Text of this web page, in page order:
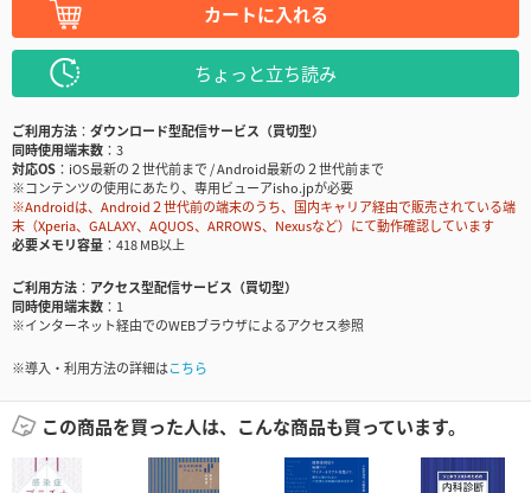
カートに入れる
ちょっと立ち読み
ご利用方法
ダウンロード型配信サービス（買切型）
同時使用端末数
3
対応OS
iOS最新の２世代前まで / Android最新の２世代前まで
※コンテンツの使用にあたり、専用ビューアisho.jpが必要
※Androidは、Android２世代前の端末のうち、国内キャリア経由で販売されている端
末（Xperia、GALAXY、AQUOS、ARROWS、Nexusなど）にて動作確認しています
必要メモリ容量
418 MB以上
ご利用方法
アクセス型配信サービス（買切型）
同時使用端末数
1
※インターネット経由でのWEBブラウザによるアクセス参照
※導入・利用方法の詳細はこちら
この商品を買った人は、こんな商品も買っています。